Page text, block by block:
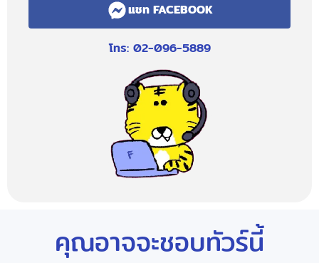
แชท FACEBOOK
โทร: 02-096-5889
คุณอาจจะชอบทัวร์นี้